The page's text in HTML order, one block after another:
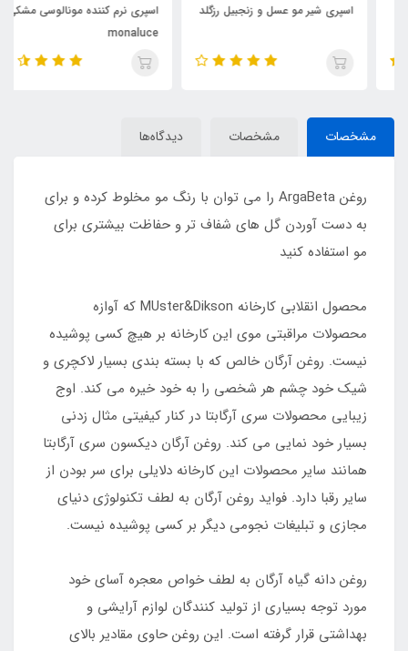
اسپری شیر مو عسل و زنجبیل رزگلد
اسپری نرم کننده مونالوسی مشکی
monaluce
مشخصات مشخصات دیدگاه‌ها
روغن ArgaBeta را می توان با رنگ مو مخلوط کرده و برای
به دست آوردن گل های شفاف تر و حفاظت بیشتری برای
مو استفاده کنید
محصول انقلابی کارخانه MUster&Dikson که آوازه
محصولات مراقبتی موی این کارخانه بر هیچ کسی پوشیده
نیست. روغن آرگان خالص که با بسته بندی بسیار لاکچری و
شیک خود چشم هر شخصی را به خود خیره می کند. اوج
زیبایی محصولات سری آرگابتا در کنار کیفیتی مثال زدنی
بسیار خود نمایی می کند. روغن آرگان دیکسون سری آرگابتا
همانند سایر محصولات این کارخانه دلایلی برای سر بودن از
سایر رقبا دارد. فواید روغن آرگان به لطف تکنولوژی دنیای
مجازی و تبلیغات نجومی دیگر بر کسی پوشیده نیست.
روغن دانه گیاه آرگان به لطف خواص معجره آسای خود
مورد توجه بسیاری از تولید کنندگان لوازم آرایشی و
بهداشتی قرار گرفته است. این روغن حاوی مقادیر بالای